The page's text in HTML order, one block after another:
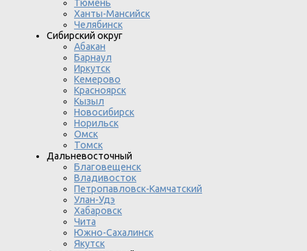
Тюмень
Ханты-Мансийск
Челябинск
Сибирский округ
Абакан
Барнаул
Иркутск
Кемерово
Красноярск
Кызыл
Новосибирск
Норильск
Омск
Томск
Дальневосточный
Благовещенск
Владивосток
Петропавловск-Камчатский
Улан-Удэ
Хабаровск
Чита
Южно-Сахалинск
Якутск